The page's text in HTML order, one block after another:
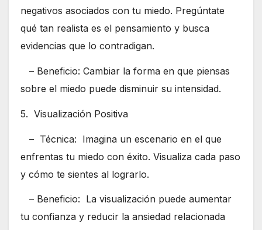
negativos asociados con tu miedo. Pregúntate
qué tan realista es el pensamiento y busca
evidencias que lo contradigan.
– Beneficio: Cambiar la forma en que piensas
sobre el miedo puede disminuir su intensidad.
5. Visualización Positiva
– Técnica: Imagina un escenario en el que
enfrentas tu miedo con éxito. Visualiza cada paso
y cómo te sientes al lograrlo.
– Beneficio: La visualización puede aumentar
tu confianza y reducir la ansiedad relacionada